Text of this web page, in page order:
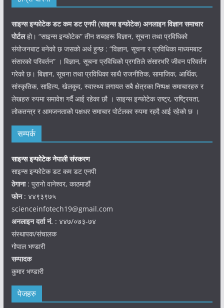
साइन्स इन्फोटेक डट कम डट एनपी (साइन्सइन्फोटेक) अनलाइन विज्ञान समाचार
पोर्टलहो। “साइन्स इन्फोटेक” तीन शब्दहरू विज्ञान, सूचना तथा प्रविधिको
संयोजनबाट बनेको छ जसको अर्थ हुन्छ : “विज्ञान, सूचना र प्रविधिका माध्यमबाट
संसारको परिवर्तन” । विज्ञान, सूचना प्रविधिको प्रगतिले संसारभरि जीवन परिवर्तन
गरेको छ। बिज्ञान, सूचना तथा प्रविधिका साथै राजनीतिक, सामाजिक, आर्थिक,
सांस्कृतिक, साहित्य, खेलकुद, स्वास्थ्य लगायत सबै क्षेत्रका निष्पक्ष समाचारहरु र
लेखहरु रुपमा समावेश गर्दै आई रहेका छौ । साइन्स इन्फोटेक राष्ट्र, राष्ट्रियता,
लोकतन्त्र र आमजनताको पक्षधर समाचार पोर्टलका रुपमा रहदै आई रहेको छ ।
सम्पर्क
साइन्स इन्फोटेक नेपाली संस्करण
साइन्स इन्फोटेक डट कम डट एनपी
ठेगाना: पुरानो वानेश्वर, काठमाडौं
फोन: ४४९३९७५
scienceinfotech19@gmail.com
अनलाइन दर्ता नं. : ४४७/०७३-७४
संस्थापक/संचालक
गोपाल भण्डारी
सम्पादक
कुमार भण्डारी
पेजहरु